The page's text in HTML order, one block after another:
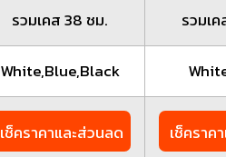
รวมเคส 38 ชม. รวมเ
White,Blue,Black
เช็คราคาและส่วนลด เช็คราค